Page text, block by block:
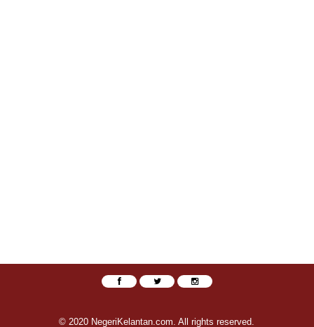
© 2020 NegeriKelantan.com. All rights reserved.